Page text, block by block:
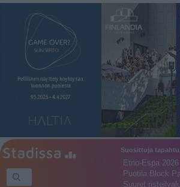
Suosittuja
Etno-Espa 2026
Puotila Block
Suuret